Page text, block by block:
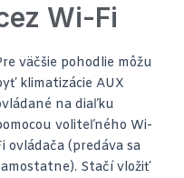
Wi-Fi
väčšie pohodlie môžu
klimatizácie AUX
na diaľku
voliteľného Wi-
ovládača (predáva sa
Stačí vložiť